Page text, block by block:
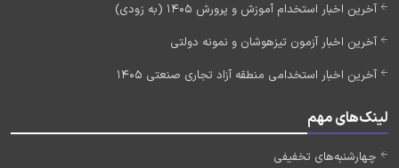
آخرین اخبار استخدام آموزش و پرورش 1405 (به زودی)
آخرین اخبار آزمون تیزهوشان و نمونه دولتی
آخرین اخبار استخدامی منطقه آزاد تجاری صنعتی 1405
لینک‌های مهم
چهارشنبه‌های تخفیفی